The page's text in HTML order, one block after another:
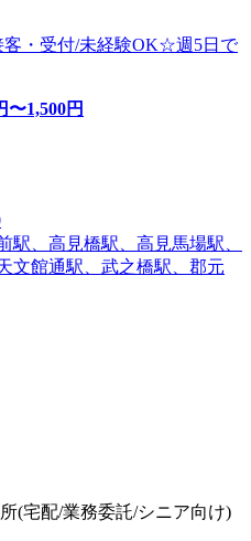
客・受付/未経験OK☆週5日で
〜1,500円
駅、高見橋駅、高見馬場駅、
文館通駅、武之橋駅、郡元
(宅配/業務委託/シニア向け)